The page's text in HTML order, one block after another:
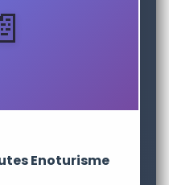
Enoturisme